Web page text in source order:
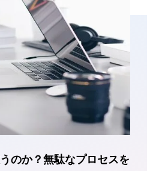
のか？無駄なプロセスを